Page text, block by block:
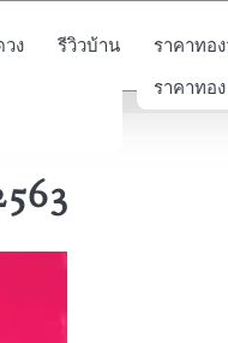
ง รีวิวบ้าน
ราคาทอ
ราคาทอง